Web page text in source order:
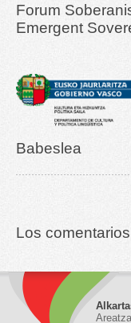
Forum
Emergent
Babeslea
Los